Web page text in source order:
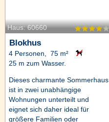
Haus: 60660
Blokhus
4 Personen, 75 m²
25 m zum Wasser.
Dieses charmante Sommerhaus
ist in zwei unabhängige
Wohnungen unterteilt und
eignet sich daher ideal für
größere Familien oder